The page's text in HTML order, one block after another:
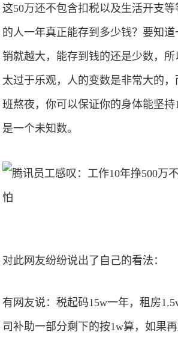
这50万还不包含扣税以及生活开支等
的人一年真正能存到多少钱？要知
销就越大，能存到钱的还是少数，
太过于乐观，人的变数是非常大的，
班熬夜，你可以保证你的身体能坚持
是一个未知数。
对此网友纷纷说出了自己的看法：
有网友说：税起码15w一年，租房
司补助一部分剩下的按1w算，如果